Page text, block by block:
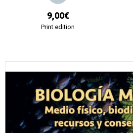
9,00€
Print edition